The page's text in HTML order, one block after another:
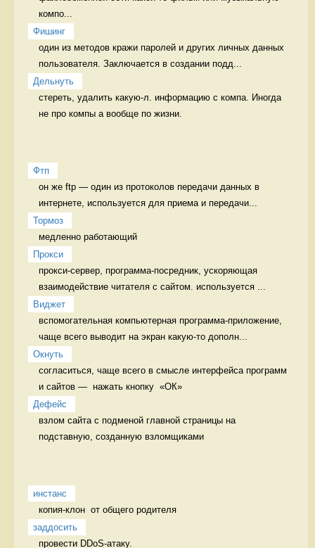
компо...
Фишинг
один из методов кражи паролей и других личных данных
пользователя. Заключается в создании подд...
Дельнуть
стереть, удалить какую-л. информацию с компа. Иногда
не про компы а вообще по жизни.
Фтп
он же ftp — один из протоколов передачи данных в
интернете, используется для приема и передачи...
Тормоз
медленно работающий
Прокси
прокси-сервер, программа-посредник, ускоряющая
взаимодействие читателя с сайтом. используется ...
Виджет
вспомогательная компьютерная программа-приложение,
чаще всего выводит на экран какую-то дополн...
Окнуть
согласиться, чаще всего в смысле интерфейса программ
и сайтов —  нажать кнопку  «ОК»
Дефейс
взлом сайта с подменой главной страницы на
подставную, созданную взломщиками
инстанс
копия-клон  от общего родителя
заддосить
провести DDoS-атаку.